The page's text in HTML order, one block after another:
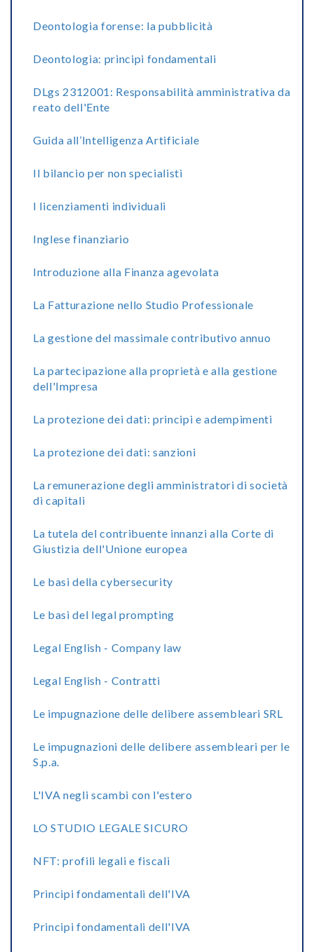
Deontologia forense: la pubblicità
Deontologia: principi fondamentali
DLgs 2312001: Responsabilità amministrativa da
reato dell'Ente
Guida all’Intelligenza Artificiale
Il bilancio per non specialisti
I licenziamenti individuali
Inglese finanziario
Introduzione alla Finanza agevolata
La Fatturazione nello Studio Professionale
La gestione del massimale contributivo annuo
La partecipazione alla proprietà e alla gestione
dell'Impresa
La protezione dei dati: principi e adempimenti
La protezione dei dati: sanzioni
La remunerazione degli amministratori di società
di capitali
La tutela del contribuente innanzi alla Corte di
Giustizia dell'Unione europea
Le basi della cybersecurity
Le basi del legal prompting
Legal English - Company law
Legal English - Contratti
Le impugnazione delle delibere assembleari SRL
Le impugnazioni delle delibere assembleari per le
S.p.a.
L'IVA negli scambi con l'estero
LO STUDIO LEGALE SICURO
NFT: profili legali e fiscali
Principi fondamentali dell'IVA
Principi fondamentali dell'IVA